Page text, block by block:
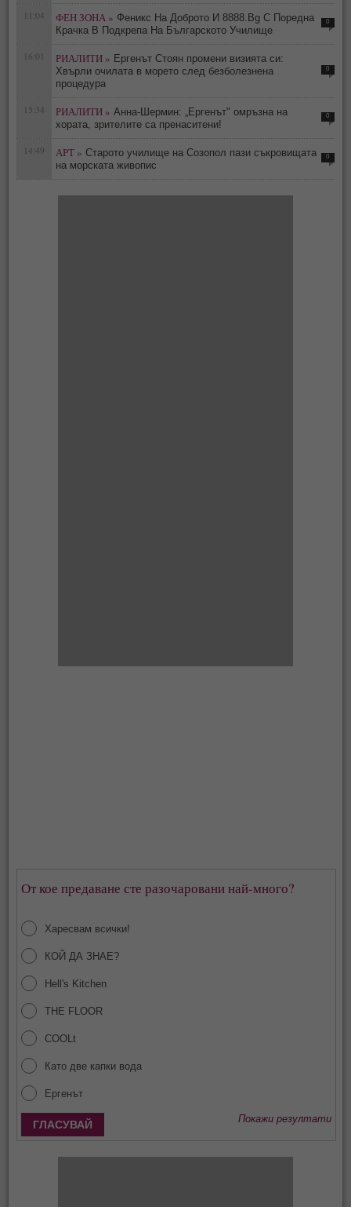
11:04 ФЕН ЗОНА » Феникс На Доброто И 8888.Bg С Поредна
Крачка В Подкрепа На Българското Училище
0
16:01 РИАЛИТИ » Ергенът Стоян промени визията си:
Хвърли очилата в морето след безболезнена
процедура
0
15:34 РИАЛИТИ » Анна-Шермин: „Ергенът" омръзна на
хората, зрителите са пренаситени!
0
14:49 АРТ » Старото училище на Созопол пази съкровищата
на морската живопис
0
От кое предаване сте разочаровани най-много?
Харесвам всички!
КОЙ ДА ЗНАЕ?
Hell's Kitchen
THE FLOOR
COOLt
Като две капки вода
Ергенът
Покажи резултати